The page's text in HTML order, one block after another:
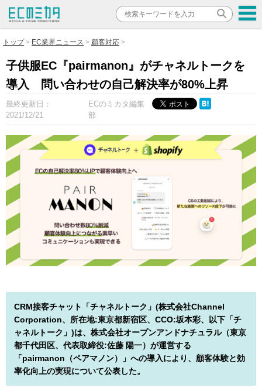
トップ EC業界ニュース 顧客対応
子供服EC『pairmanon』がチャネルトークを
導入 問い合わせの自己解決率が80%上昇
最終更新日：
2021/12/21
ECのミカタ編集
部
CRM接客チャット「チャネルトーク」(株式会社Channel
Corporation、所在地:東京都新宿区、CCO:坂本彩、以下「チ
ャネルトーク」)は、株式会社オープンアンドナチュラル（東京
都千代田区、代表取締役:佐藤 陽一）が運営する
「pairmanon（ペアマノン）」への導入により、顧客体験と効
率化向上の実現について公表した。